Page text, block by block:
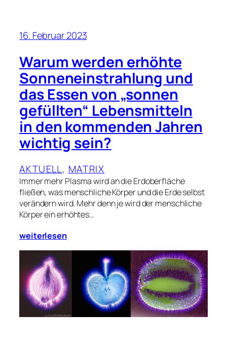
16. Februar 2023
Warum werden erhöhte
Sonneneinstrahlung und
das Essen von „sonnen
gefüllten“ Lebensmitteln
in den kommenden Jahren
wichtig sein?
AKTUELL, MATRIX
Immer mehr Plasma wird an die Erdoberfläche
fließen, was menschliche Körper und die Erde selbst
verändern wird. Mehr denn je wird der menschliche
Körper ein erhöhtes…
weiterlesen